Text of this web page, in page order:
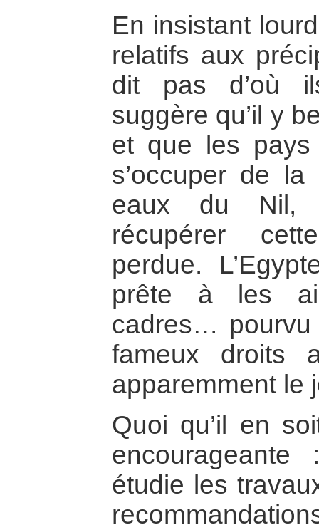
En insistant
relatifs aux
dit pas d’où
suggère qu’il y
et que les
s’occuper de
eaux du Nil,
récupérer
perdue.
prête à les
cadres… pourvu
fameux droits
apparemment le
Quoi qu’il en
étudie les